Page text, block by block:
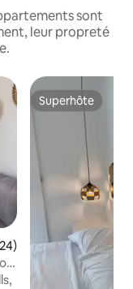
sont
leur propreté
moyenne sur la
Superhôte
Superhôte